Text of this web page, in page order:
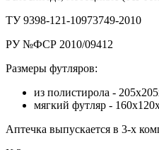
ТУ 9398-121-10973749-2010
РУ №ФСР 2010/09412
Размеры футляров:
из полистирола -
мягкий футляр -
Аптечка выпускается в 3-х